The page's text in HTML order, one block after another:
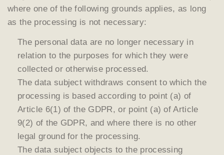
where one of the following grounds applies, as long
as the processing is not necessary:
The personal data are no longer necessary in
relation to the purposes for which they were
collected or otherwise processed.
The data subject withdraws consent to which the
processing is based according to point (a) of
Article 6(1) of the GDPR, or point (a) of Article
9(2) of the GDPR, and where there is no other
legal ground for the processing.
The data subject objects to the processing